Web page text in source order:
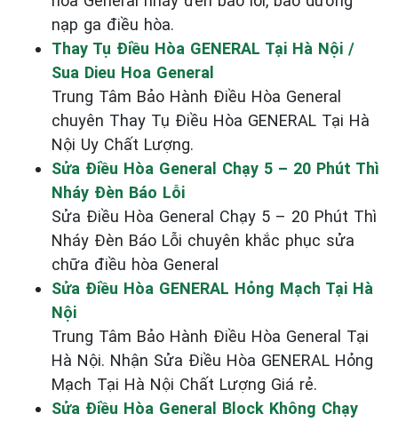
nạp ga điều hòa.
Thay Tụ Điều Hòa GENERAL Tại Hà Nội /
Sua Dieu Hoa General
Trung Tâm Bảo Hành Điều Hòa General
chuyên Thay Tụ Điều Hòa GENERAL Tại Hà
Nội Uy Chất Lượng.
Sửa Điều Hòa General Chạy 5 – 20 Phút Thì
Nháy Đèn Báo Lỗi
Sửa Điều Hòa General Chạy 5 – 20 Phút Thì
Nháy Đèn Báo Lỗi chuyên khắc phục sửa
chữa điều hòa General
Sửa Điều Hòa GENERAL Hỏng Mạch Tại Hà
Nội
Trung Tâm Bảo Hành Điều Hòa General Tại
Hà Nội. Nhận Sửa Điều Hòa GENERAL Hỏng
Mạch Tại Hà Nội Chất Lượng Giá rẻ.
Sửa Điều Hòa General Block Không Chạy